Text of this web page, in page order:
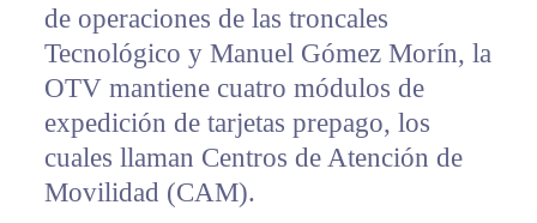
de operaciones de las troncales
Tecnológico y Manuel Gómez Morín, la
OTV mantiene cuatro módulos de
expedición de tarjetas prepago, los
cuales llaman Centros de Atención de
Movilidad (CAM).